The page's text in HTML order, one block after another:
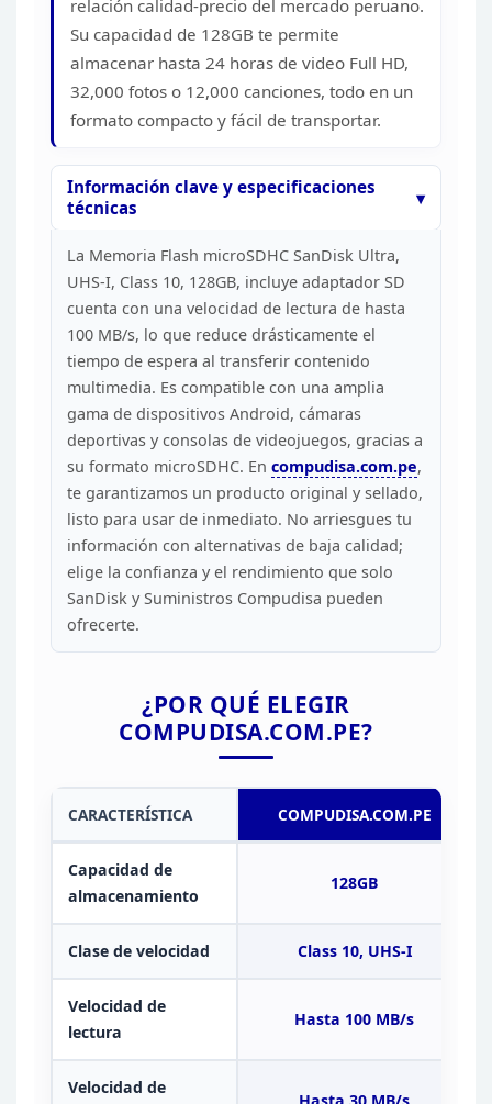
relación calidad-precio del mercado peruano.
Su capacidad de 128GB te permite
almacenar hasta 24 horas de video Full HD,
32,000 fotos o 12,000 canciones, todo en un
formato compacto y fácil de transportar.
Información clave y especificaciones
técnicas
La Memoria Flash microSDHC SanDisk Ultra,
UHS-I, Class 10, 128GB, incluye adaptador SD
cuenta con una velocidad de lectura de hasta
100 MB/s, lo que reduce drásticamente el
tiempo de espera al transferir contenido
multimedia. Es compatible con una amplia
gama de dispositivos Android, cámaras
deportivas y consolas de videojuegos, gracias a
su formato microSDHC. En compudisa.com.pe,
te garantizamos un producto original y sellado,
listo para usar de inmediato. No arriesgues tu
información con alternativas de baja calidad;
elige la confianza y el rendimiento que solo
SanDisk y Suministros Compudisa pueden
ofrecerte.
¿POR QUÉ ELEGIR
COMPUDISA.COM.PE?
CARACTERÍSTICA COMPUDISA.COM.PE
Capacidad de
almacenamiento
128GB
Clase de velocidad Class 10, UHS-I
Velocidad de
lectura
Hasta 100 MB/s
Velocidad de